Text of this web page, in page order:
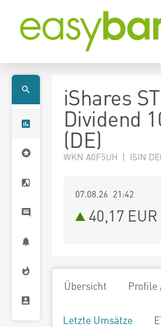
iShares
Dividend
(DE)
WKN A0F5UH | ISIN
07.08.26 21:42
40,17 EUR
Übersicht Profile
Letzte Umsätze